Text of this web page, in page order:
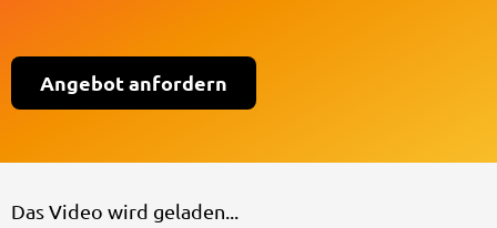
Angebot anfordern
Das Video wird geladen...